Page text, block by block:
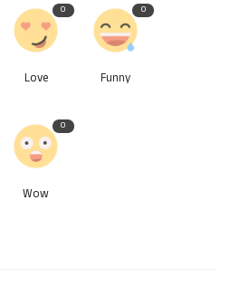
0
Love
0
Funny
0
Wow